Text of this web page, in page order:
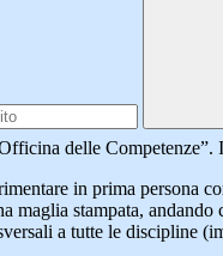
delle
in prima persona
stampata,
a tutte le discipline